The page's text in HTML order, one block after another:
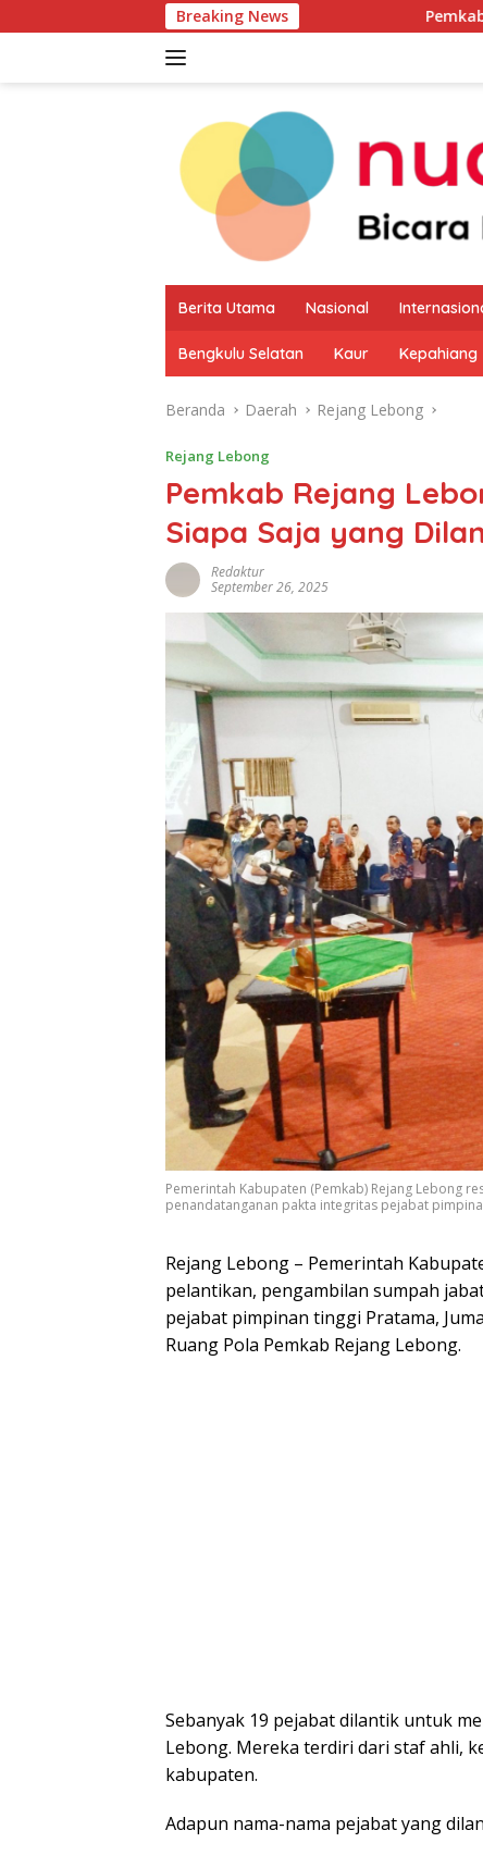
ke
Breaking News Pemkab Kaur Mulai
Berita Utama Nasional
Bengkulu Selatan Kaur Kepahiang
Beranda Daerah Rejang Lebong
Rejang Lebong
Pemkab Rejang
Siapa Saja yang
Redaktur
September 26, 2025
Pemerintah Kabupaten (Pemkab) Rejang Lebong
penandatanganan pakta integritas pejabat
Rejang Lebong – Pemerintah
pelantikan, pengambilan sumpah
pejabat pimpinan tinggi Pratama,
Ruang Pola Pemkab Rejang Lebong.
Sebanyak 19 pejabat dilantik untuk
Lebong. Mereka terdiri dari staf ahli,
kabupaten.
Adapun nama-nama pejabat yang